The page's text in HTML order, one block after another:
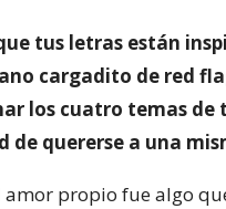
tus letras están
cargadito de red
los cuatro temas de
de quererse a una
amor propio fue algo